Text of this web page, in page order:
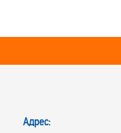
Адрес: